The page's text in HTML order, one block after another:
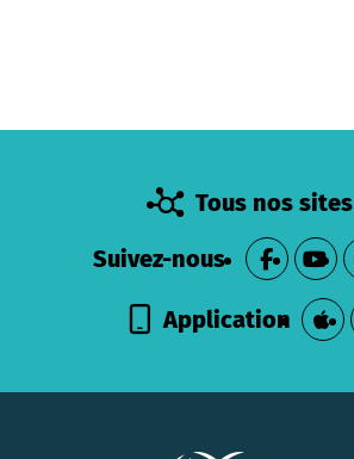
Tous nos sites
Suivez-nous
Application